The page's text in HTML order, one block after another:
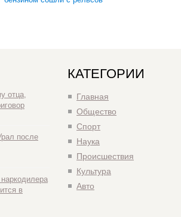
отца,
после
в
КАТЕГОРИИ
Главная
Общество
Спорт
Наука
Происшествия
Культура
Авто